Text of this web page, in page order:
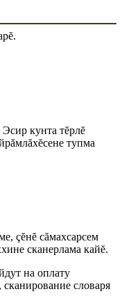
кунта тĕрлĕ
тупма
çĕнĕ сăмахсарсем
сканерлама кайĕ.
на оплату
словаря